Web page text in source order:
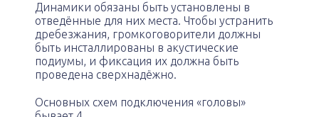
Динамики обязаны быть установлены в
отведённые для них места. Чтобы устранить
дребезжания, громкоговорители должны
быть инсталлированы в акустические
подиумы, и фиксация их должна быть
проведена сверхнадёжно.
Основных схем подключения «головы»